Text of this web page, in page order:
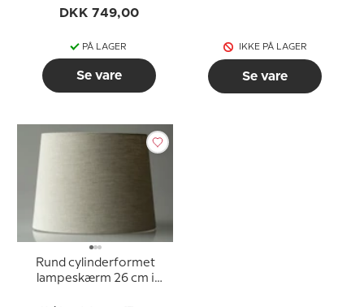
DKK 749,00
PÅ LAGER
Se vare
IKKE PÅ LAGER
Se vare
Rund cylinderformet
lampeskærm 26 cm i